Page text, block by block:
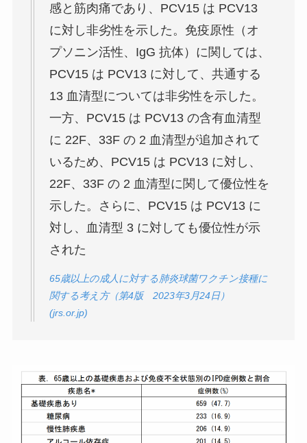
感と筋肉痛であり、PCV15 は PCV13
に対し非劣性を示した。免疫原性（オ
プソニン活性、IgG 抗体）に関しては、
PCV15 は PCV13 に対して、共通する
13 血清型については非劣性を示した。
一方、PCV15 は PCV13 の含有血清型
に 22F、33F の 2 血清型が追加されて
いるため、PCV15 は PCV13 に対し、
22F、33F の 2 血清型に関して優位性を
示した。さらに、PCV15 は PCV13 に
対し、血清型 3 に対しても優位性が示
された
65歳以上の成人に対する肺炎球菌ワクチン接種に
関する考え方（第4版 2023年3月24日）
(jrs.or.jp)